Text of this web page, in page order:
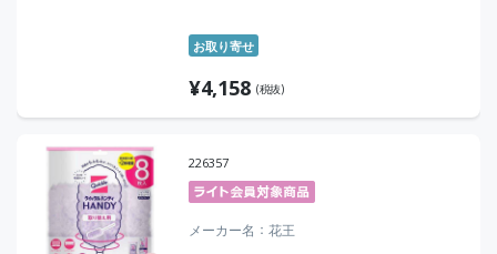
お取り寄せ
¥4,158 (税抜)
226357
メーカー名 花王